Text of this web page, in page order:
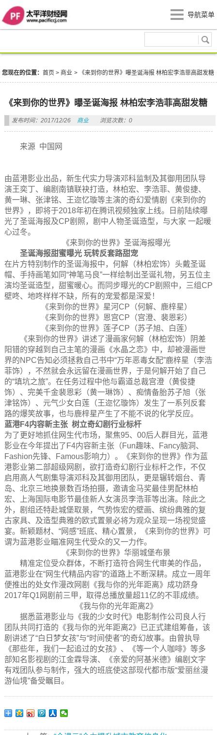
导航菜单
您现在的位置：首页 > 商业 > 《来到你的世界》曝圣诞海报 林柏宏李浩菲高甜发糖
《来到你的世界》曝圣诞海报 林柏宏李浩菲高甜发糖
发布时间：2017/12/26 商业 浏览次数：0
来源 中国网
由蓝港影业出品，新生代实力导演邓科监制及其御用团队导
演王奕丁、编剧南镇联袂打造，林柏宏、李浩菲、黄俊捷、
黄一琳、张津铭、王迩忆璇等主演的奇幻爱情剧《来到你的
世界》，即将于2018年初在腾讯视频独家上线。日前陆续曝
光了圣诞海报及CP剧照，剧中人物圣诞造型，与大家 一起暖
心过冬。
《来到你的世界》圣诞海报曝光
圣诞海报甜蜜曝光 玩转反套路甜宠
在片方特别制作的圣诞海报中，何解（林柏宏饰）头戴圣诞
帽、手持画笔如同“神笔马良”一样绘制出圣诞礼物，另五位主
演均圣诞造型，甜蜜暖心。而同步曝光的CP剧照中，三组CP
壁咚、地咚样样不缺，所有的宠爱都是深爱！
《来到你的世界》星河CP（何解、鹿梓星）
《来到你的世界》恩宫CP（宫澄、裴恩彩）
《来到你的世界》莲子CP（苏子旭、白莲）
《来到你的世界》讲述了漫画家何解（林柏宏饰）阴差
阳错的穿越到自己主笔的漫画《水晶之恋》中，却被漫画世
界的NPC告知必须拯救自己书中“万年恶毒女配”鹿梓星（李浩
菲饰），不然就会永远留在漫画世界，于是何解开始了自己
的“填坑之旅”。在任务过程中他与霸道总裁宫澄（黄俊捷
饰）、完美千金裴恩彩（黄一琳饰）、痴情备胎苏子旭（张
津铭饰）、元气少女白莲（王迩忆璇饰）发生了一系列反套
路的爆笑故事，也与鹿梓星产生了不能不说的化学反应。
蓝港F4内容新主张 树立奇幻剧行业标杆
为了更好地抓住网生代市场，聚焦95、00后人群目光，蓝港
影业在今年提出了F4内容新主张（Fun趣味、Fancy脑洞、
Fashion先锋、Famous影响力）。《来到你的世界》作为蓝
港影业第二部超级网剧，欲打造奇幻剧行业标杆之作，不仅
启用高人气剧集导演邓科及其御用团队，更是辗转烟台、青
岛、北京三地换景数百场拍摄，邀请金马奖最佳男配林柏
宏、上海国际电影节最佳新人女演员李浩菲等出演。除此之
外，剧组还特赴城堡取景，气势恢宏的壁画、缤纷典雅的复
古家具、及造型典雅的欧式置景必将为观众呈现一场视觉盛
宴。新颖题材、“网感”班底、精心置景，《来到你的世界》可
谓为蓝港影业瞄准网生代受众的又一力作。
《来到你的世界》华丽城堡布景
精准定位受众群体，不断打造符合网生代审美的作品，
蓝港影业在“网生代精品内容”的道路上不断深耕。成立一周年
便推出的处女作漫改网剧《我与你的光年距离》成功跻身
2017年Q1网剧前三甲，取得总播放量超11亿的不菲成绩。
《我与你的光年距离2》
据悉蓝港影业与《我的少女时代》电影制作公司良人行
团队共同打造的《我与你的光年距离2》已正式建组筹备，该
剧讲述了“白日梦女孩”与“时间使者”的奇幻故事。由曾执导
《那些年，我们一起追过的女孩》、《等一个人咖啡》等多
部知名影视剧的江金霖导演、《亲爱的阿基米德》编剧文字
有戏团队参与制作，强大的班底使这部现代都市版“爱丽丝漫
游仙境”备受瞩目。